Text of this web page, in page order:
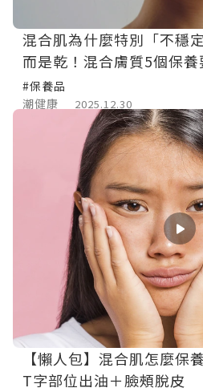
混合肌為什麼特別「不穩
而是乾！混合膚質5個保養
#保養品
潮健康
2025.12.30
【懶人包】混合肌怎麼保
T字部位出油＋臉頰脫皮